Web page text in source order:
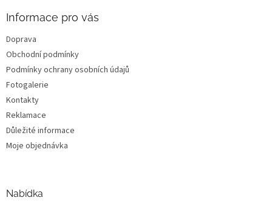
Informace pro vás
Doprava
Obchodní podmínky
Podmínky ochrany osobních údajů
Fotogalerie
Kontakty
Reklamace
Důležité informace
Moje objednávka
Nabídka